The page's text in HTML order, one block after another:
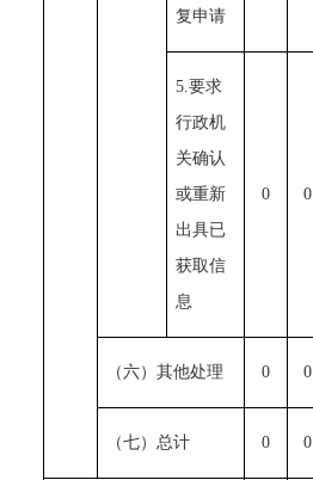
复申请
5.要求
行政机
关确认
或重新
出具已
获取信
息
0 0
（六）其他处理 0 0
（七）总计 0 0